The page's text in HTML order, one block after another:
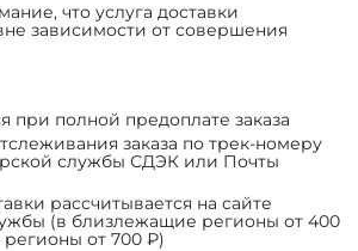
что услуга доставки
зависимости от совершения
при полной предоплате заказа
заказа по трек-номеру
службы СДЭК или Почты
рассчитывается на сайте
(в близлежащие регионы от 400
от 700 ₽)